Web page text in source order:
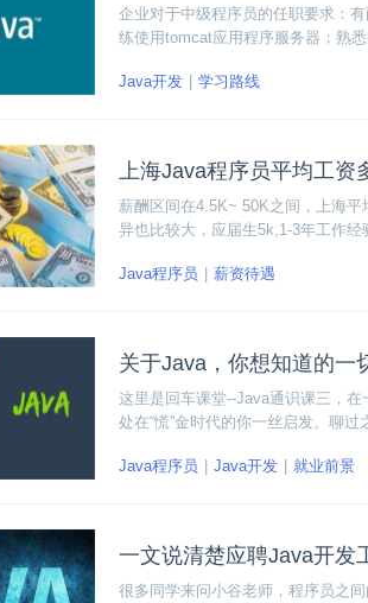
企业对于中级程序员的任职要求：
练使用tomcat应用程序服务器；熟
Java开发
学习路线
上海Java程序员平均工资
薪酬区间在4.5K~ 50K之间，上海
异也比较大，应届生5k,1-3年工作
Java程序员 薪资待遇
关于Java，你想知道的一
这里是回车课堂--Java通识课三，
处在“慌”金时代的你一丝启发。聊
Java程序员
Java开发 就业前景
一文说清楚应聘Java开发
很多同学来问小谷老师，程序员之